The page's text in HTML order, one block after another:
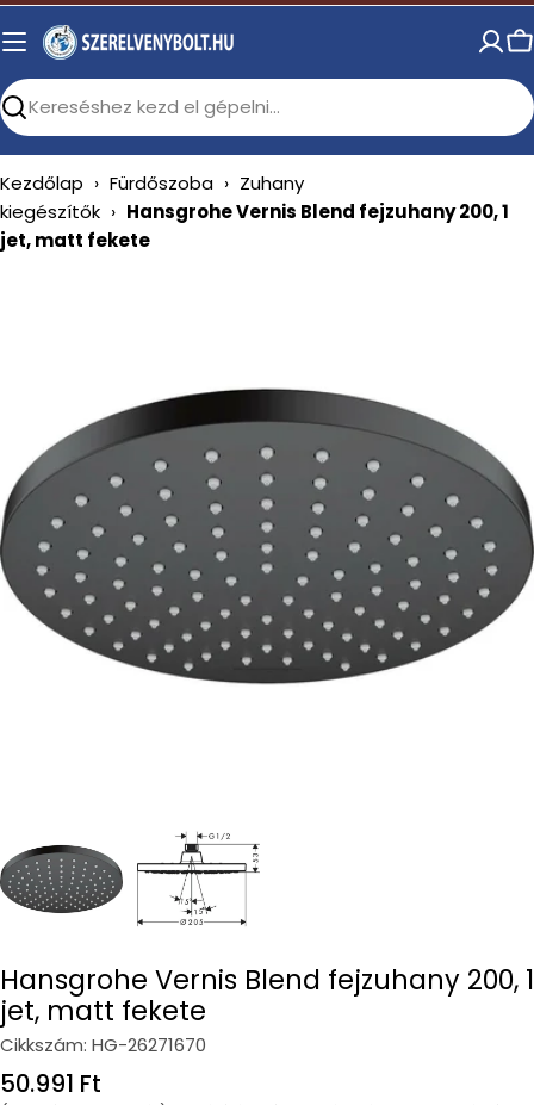
Skip
to
Search
Kezdőlap › Fürdőszoba › Zuhany
kiegészítők › Hansgrohe Vernis Blend fejzuhany 200, 1
jet, matt fekete
media 0 in modal
Hansgrohe Vernis Blend fejzuhany 200, 1
jet, matt fekete
Cikkszám: HG-26271670
Regular
50.991 Ft